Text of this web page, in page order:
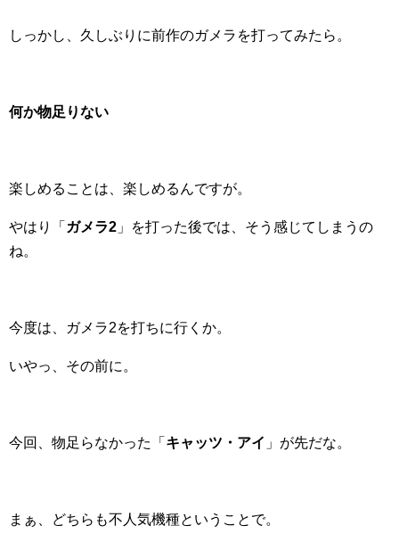
しっかし、久しぶりに前作のガメラを打ってみたら。
何か物足りない
楽しめることは、楽しめるんですが。
やはり「 ガメラ2 」を打った後では、そう感じてしまうの
ね。
今度は、ガメラ2を打ちに行くか。
いやっ、その前に。
今回、物足らなかった「 キャッツ・アイ 」が先だな。
まぁ、どちらも不人気機種ということで。